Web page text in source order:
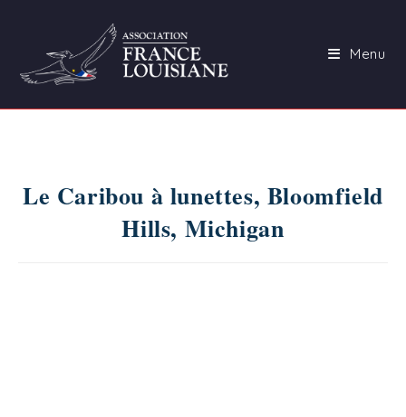
Menu
Le Caribou à lunettes, Bloomfield
Hills, Michigan